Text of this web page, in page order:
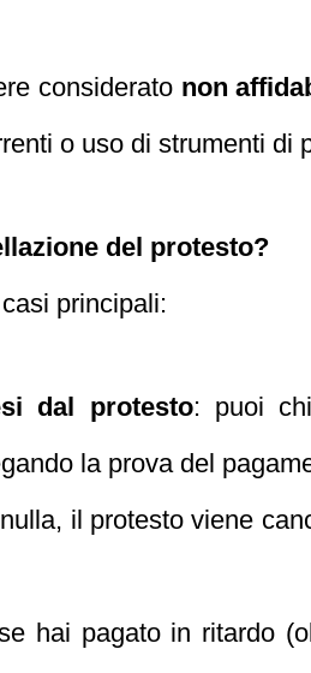
considerato non
o uso di strumenti di
del protesto?
principali:
dal protesto: puoi
la prova del
il protesto viene
hai pagato in ritardo